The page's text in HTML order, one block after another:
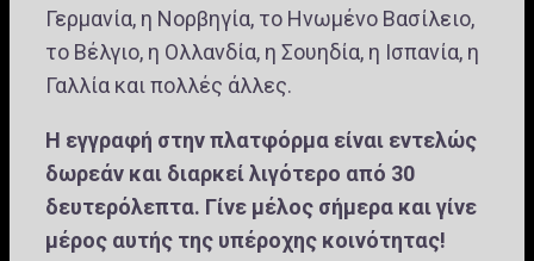
Γερμανία, η Νορβηγία, το Ηνωμένο Βασίλειο,
το Βέλγιο, η Ολλανδία, η Σουηδία, η Ισπανία, η
Γαλλία και πολλές άλλες.
Η εγγραφή στην πλατφόρμα είναι εντελώς
δωρεάν και διαρκεί λιγότερο από 30
δευτερόλεπτα. Γίνε μέλος σήμερα και γίνε
μέρος αυτής της υπέροχης κοινότητας!